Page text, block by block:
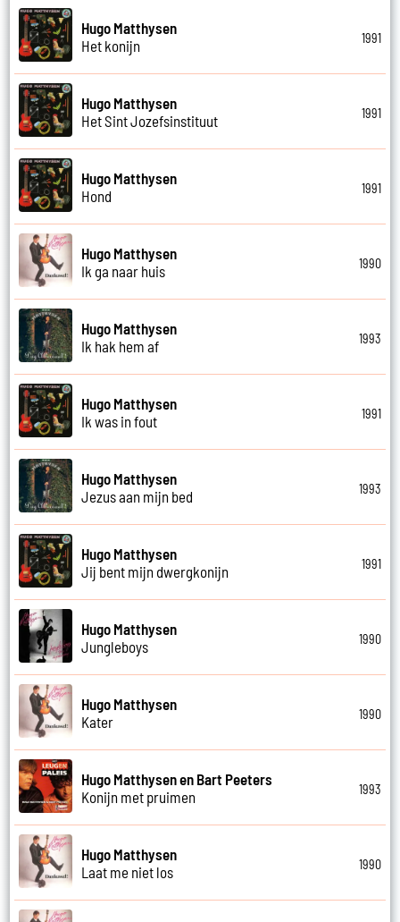
Hugo Matthysen
Het konijn
1991
Hugo Matthysen
Het Sint Jozefsinstituut
1991
Hugo Matthysen
Hond
1991
Hugo Matthysen
Ik ga naar huis
1990
Hugo Matthysen
Ik hak hem af
1993
Hugo Matthysen
Ik was in fout
1991
Hugo Matthysen
Jezus aan mijn bed
1993
Hugo Matthysen
Jij bent mijn dwergkonijn
1991
Hugo Matthysen
Jungleboys
1990
Hugo Matthysen
Kater
1990
Hugo Matthysen en Bart Peeters
Konijn met pruimen
1993
Hugo Matthysen
Laat me niet los
1990